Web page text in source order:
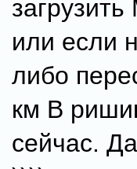
или если
либо
км В
сейчас.